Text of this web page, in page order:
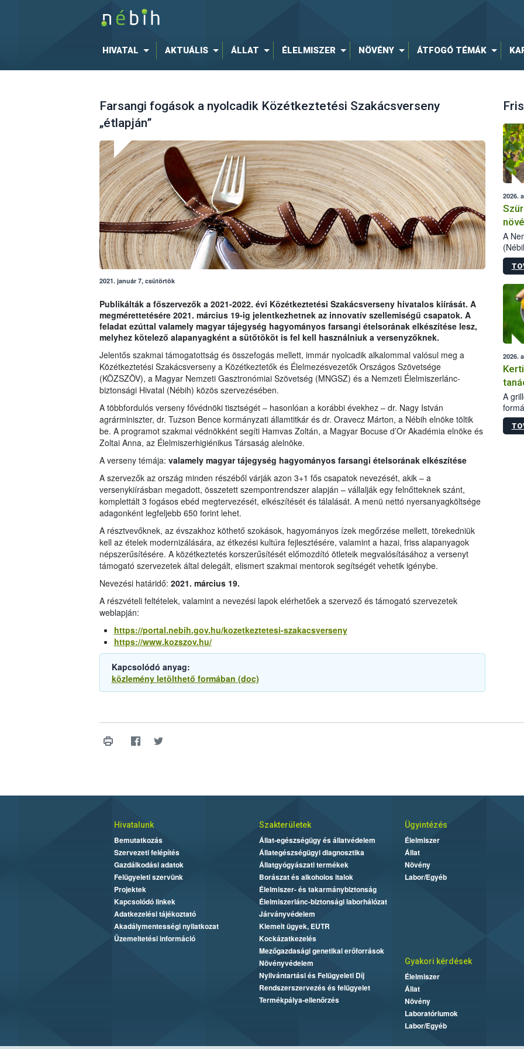
HIVATAL AKTUÁLIS ÁLLAT ÉLELMISZER NÖVÉNY ÁTFOGÓ TÉMÁK
Farsangi fogások a nyolcadik Közétkeztetési Szakácsverseny
„étlapján”
2021. január 7, csütörtök
Publikálták a főszervezők a 2021-2022. évi Közétkeztetési Szakácsverseny hivatalos kiírását. A
megmérettetésére 2021. március 19-ig jelentkezhetnek az innovatív szellemiségű csapatok. A
feladat ezúttal valamely magyar tájegység hagyományos farsangi ételsorának elkészítése lesz,
melyhez kötelező alapanyagként a sütőtököt is fel kell használniuk a versenyzőknek.
Jelentős szakmai támogatottság és összefogás mellett, immár nyolcadik alkalommal valósul meg a
Közétkeztetési Szakácsverseny a Közétkeztetők és Élelmezésvezetők Országos Szövetsége
(KÖZSZÖV), a Magyar Nemzeti Gasztronómiai Szövetség (MNGSZ) és a Nemzeti Élelmiszerlánc-
biztonsági Hivatal (Nébih) közös szervezésében.
A többfordulós verseny fővédnöki tisztségét – hasonlóan a korábbi évekhez – dr. Nagy István
agrárminiszter, dr. Tuzson Bence kormányzati államtitkár és dr. Oravecz Márton, a Nébih elnöke töltik
be. A programot szakmai védnökként segíti Hamvas Zoltán, a Magyar Bocuse d’Or Akadémia elnöke és
Zoltai Anna, az Élelmiszerhigiénikus Társaság alelnöke.
A verseny témája: valamely magyar tájegység hagyományos farsangi ételsorának elkészítése
A szervezők az ország minden részéből várják azon 3+1 fős csapatok nevezését, akik – a
versenykiírásban megadott, összetett szempontrendszer alapján – vállalják egy felnőtteknek szánt,
komplettált 3 fogásos ebéd megtervezését, elkészítését és tálalását. A menü nettó nyersanyagköltsége
adagonként legfeljebb 650 forint lehet.
A résztvevőknek, az évszakhoz köthető szokások, hagyományos ízek megőrzése mellett, törekedniük
kell az ételek modernizálására, az étkezési kultúra fejlesztésére, valamint a hazai, friss alapanyagok
népszerűsítésére. A közétkeztetés korszerűsítését előmozdító ötleteik megvalósításához a versenyt
támogató szervezetek által delegált, elismert szakmai mentorok segítségét vehetik igénybe.
Nevezési határidő: 2021. március 19.
A részvételi feltételek, valamint a nevezési lapok elérhetőek a szervező és támogató szervezetek
weblapján:
https://portal.nebih.gov.hu/kozetkeztetesi-szakacsverseny
https://www.kozszov.hu/
Kapcsolódó anyag:
közlemény letölthető formában (doc)
2026.
A
Az
2026.
A
Hivatalunk
Bemutatkozás
Szervezeti felépítés
Gazdálkodási adatok
Felügyeleti szervünk
Projektek
Kapcsolódó linkek
Adatkezelési tájékoztató
Akadálymentességi nyilatkozat
Üzemeltetési információ
Szakterületek
Állat-egészségügy és állatvédelem
Állategészségügyi diagnosztika
Állatgyógyászati termékek
Borászat és alkoholos italok
Élelmiszer- és takarmánybiztonság
Élelmiszerlánc-biztonsági laborhálózat
Járványvédelem
Kiemelt ügyek, EUTR
Kockázatkezelés
Mezőgazdasági genetikai erőforrások
Növényvédelem
Nyilvántartási és Felügyeleti Díj
Rendszerszervezés és felügyelet
Termékpálya-ellenőrzés
Ügyintézés
Élelmiszer
Állat
Növény
Labor/Egyéb
Gyakori kérdések
Élelmiszer
Állat
Növény
Laboratóriumok
Labor/Egyéb